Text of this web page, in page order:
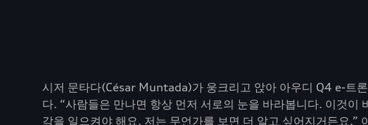
시저 문타다(César Muntada)가 웅크리고 앉아 아우디 Q4 e-트
다. “사람들은 만나면 항상 먼저 서로의 눈을 바라봅니다. 이것
각을 일으켜야 해요. 저는 무언가를 보면 더 알고 싶어지거든요